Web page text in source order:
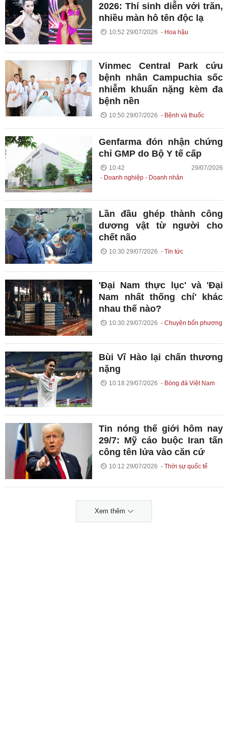
2026: Thí sinh diễn với trăn,
nhiều màn hô tên độc lạ
10:52 29/07/2026 Hoa hậu
Vinmec Central Park cứu
bệnh nhân Campuchia sốc
nhiễm khuẩn nặng kèm đa
bệnh nền
10:50 29/07/2026 Bệnh và thuốc
Genfarma đón nhận chứng
chỉ GMP do Bộ Y tế cấp
10:42 29/07/2026
Doanh nghiệp - Doanh nhân
Lần đầu ghép thành công
dương vật từ người cho
chết não
10:30 29/07/2026 Tin tức
'Đại Nam thực lục' và 'Đại
Nam nhất thống chí' khác
nhau thế nào?
10:30 29/07/2026 Chuyện bốn phương
Bùi Vĩ Hào lại chấn thương
nặng
10:18 29/07/2026 Bóng đá Việt Nam
Tin nóng thế giới hôm nay
29/7: Mỹ cáo buộc Iran tấn
công tên lửa vào căn cứ
10:12 29/07/2026 Thời sự quốc tế
Xem thêm